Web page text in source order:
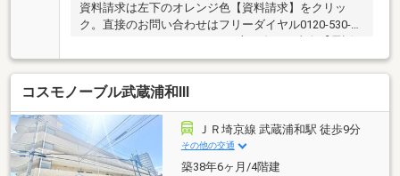
資料請求は左下のオレンジ色【資料請求】をクリッ
ク。直接のお問い合わせはフリーダイヤル0120-530-
で問い合わせ】をクリック）☆テレビで紹介された
【やどかリッチ】使えます！豊かに過ごすには【イン
テリア】家具や家電と【エクステリア】カーポートや
楽しめる庭、この充実度で変わってきます。これらを
一括で購入でき、その代金を住宅ローンに組み込むこ
とが可能なサービス、それがやどかリッチです。
コスモノーブル武蔵浦和Ⅲ
ＪＲ埼京線 武蔵浦和駅 徒歩9分
その他の交通
築38年6ヶ月/4階建